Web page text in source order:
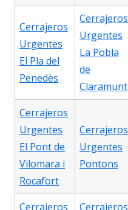
Cerrajeros
Urgentes
El Pla del
Penedès
Cerrajeros
Urgentes
La Pobla
de
Claramunt
Cerrajeros
Urgentes
El Pont de
Vilomara i
Rocafort
Cerrajeros
Urgentes
Pontons
Cerrajeros Cerrajeros